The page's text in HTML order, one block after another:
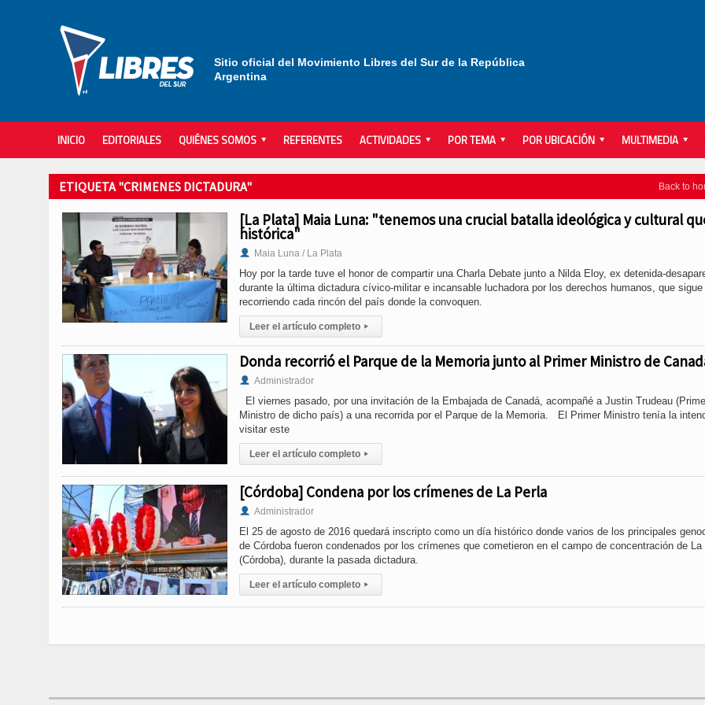
Sitio oficial del Movimiento Libres del Sur de la República
Argentina
INICIO EDITORIALES QUIÉNES SOMOS REFERENTES ACTIVIDADES POR TEMA POR UBICACIÓN MULTIMEDIA
Back to
ETIQUETA "CRIMENES DICTADURA"
[La Plata] Maia Luna: "tenemos una crucial batalla ideológica y cultural
histórica"
Maia Luna / La Plata
Hoy por la tarde tuve el honor de compartir una Charla Debate junto a Nilda Eloy, ex detenida-
durante la última dictadura cívico-militar e incansable luchadora por los derechos humanos, que sigue
recorriendo cada rincón del país donde la convoquen.
Leer el artículo completo ▸
Donda recorrió el Parque de la Memoria junto al Primer Ministro de
Administrador
El viernes pasado, por una invitación de la Embajada de Canadá, acompañé a Justin Trudeau
Ministro de dicho país) a una recorrida por el Parque de la Memoria. El Primer Ministro tenía la
visitar este
Leer el artículo completo ▸
[Córdoba] Condena por los crímenes de La Perla
Administrador
El 25 de agosto de 2016 quedará inscripto como un día histórico donde varios de los principales
de Córdoba fueron condenados por los crímenes que cometieron en el campo de concentración de La
(Córdoba), durante la pasada dictadura.
Leer el artículo completo ▸